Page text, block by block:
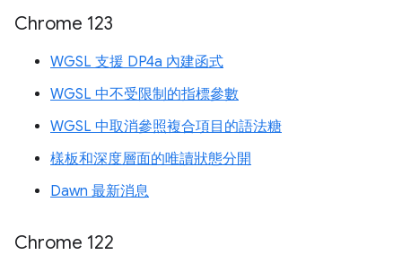
Chrome 123
WGSL 支援 DP4a 內建函式
WGSL 中不受限制的指標參數
WGSL 中取消參照複合項目的語法糖
樣板和深度層面的唯讀狀態分開
Dawn 最新消息
Chrome 122